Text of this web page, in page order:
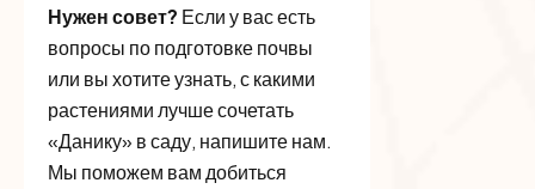
Нужен совет? Если у вас есть
вопросы по подготовке почвы
или вы хотите узнать, с какими
растениями лучше сочетать
«Данику» в саду, напишите нам.
Мы поможем вам добиться